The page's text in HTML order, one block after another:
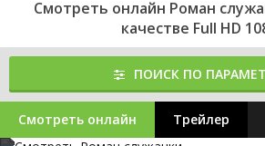
Смотреть онлайн Роман
качестве Full HD
ПОИСК ПО
Смотреть онлайн Трейлер